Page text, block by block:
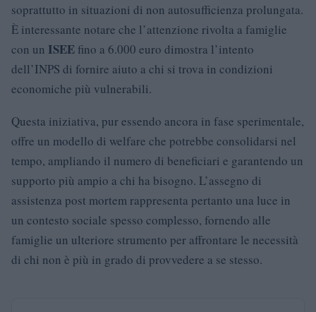
soprattutto in situazioni di non autosufficienza prolungata.
È interessante notare che l’attenzione rivolta a famiglie
con un ISEE fino a 6.000 euro dimostra l’intento
dell’INPS di fornire aiuto a chi si trova in condizioni
economiche più vulnerabili.
Questa iniziativa, pur essendo ancora in fase sperimentale,
offre un modello di welfare che potrebbe consolidarsi nel
tempo, ampliando il numero di beneficiari e garantendo un
supporto più ampio a chi ha bisogno. L’assegno di
assistenza post mortem rappresenta pertanto una luce in
un contesto sociale spesso complesso, fornendo alle
famiglie un ulteriore strumento per affrontare le necessità
di chi non è più in grado di provvedere a se stesso.